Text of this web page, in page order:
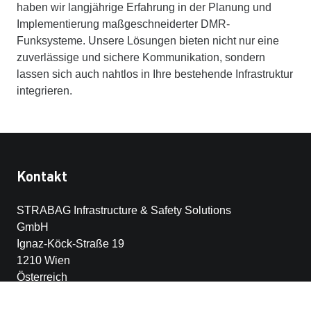
haben wir langjährige Erfahrung in der Planung und
Implementierung maßgeschneiderter DMR-
Funksysteme. Unsere Lösungen bieten nicht nur eine
zuverlässige und sichere Kommunikation, sondern
lassen sich auch nahtlos in Ihre bestehende Infrastruktur
integrieren.
Kontakt
STRABAG Infrastructure & Safety Solutions
GmbH
Ignaz-Köck-Straße 19
1210 Wien
Österreich